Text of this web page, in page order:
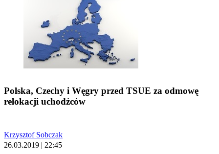
Polska, Czechy i Węgry przed TSUE za odmowę
relokacji uchodźców
Krzysztof Sobczak
26.03.2019 | 22:45